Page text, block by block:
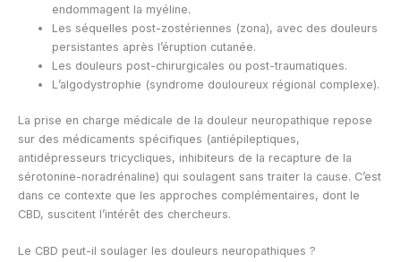
endommagent la myéline.
Les séquelles post-zostériennes (zona), avec des douleurs
persistantes après l’éruption cutanée.
Les douleurs post-chirurgicales ou post-traumatiques.
L’algodystrophie (syndrome douloureux régional complexe).
La prise en charge médicale de la douleur neuropathique repose
sur des médicaments spécifiques (antiépileptiques,
antidépresseurs tricycliques, inhibiteurs de la recapture de la
sérotonine-noradrénaline) qui soulagent sans traiter la cause. C’est
dans ce contexte que les approches complémentaires, dont le
CBD, suscitent l’intérêt des chercheurs.
Le CBD peut-il soulager les douleurs neuropathiques ?